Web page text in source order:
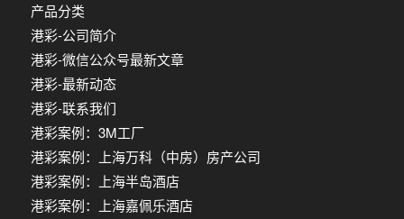
产品分类
港彩-公司简介
港彩-微信公众号最新文章
港彩-最新动态
港彩-联系我们
港彩案例：3M工厂
港彩案例：上海万科（中房）房产公司
港彩案例：上海半岛酒店
港彩案例：上海嘉佩乐酒店